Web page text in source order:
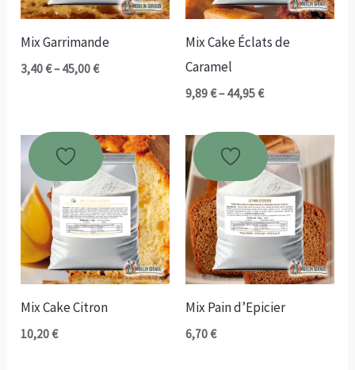
Mix Garrimande
3,40€–45,00€
Plage
45,00 €
Mix Cake Éclats de
Caramel
9,89€–44,95€
Plage
9,89 €
à
44,95 €
Mix Cake Citron
10,20€
Mix Pain d’Epicier
6,70€